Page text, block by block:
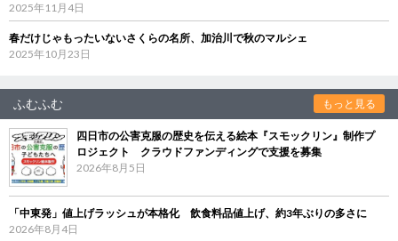
2025年11月4日
春だけじゃもったいないさくらの名所、加治川で秋のマルシェ
2025年10月23日
ふむふむ もっと見る
四日市の公害克服の歴史を伝える絵本『スモックリン』制作プ
ロジェクト クラウドファンディングで支援を募集
2026年8月5日
「中東発」値上げラッシュが本格化 飲食料品値上げ、約3年ぶりの多さに
2026年8月4日